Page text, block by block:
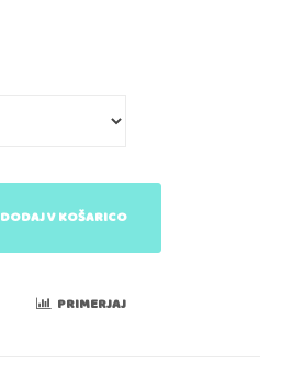
DODAJ V KOŠARICO
PRIMERJAJ